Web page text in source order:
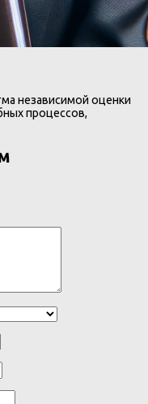
независимой оценки
процессов,